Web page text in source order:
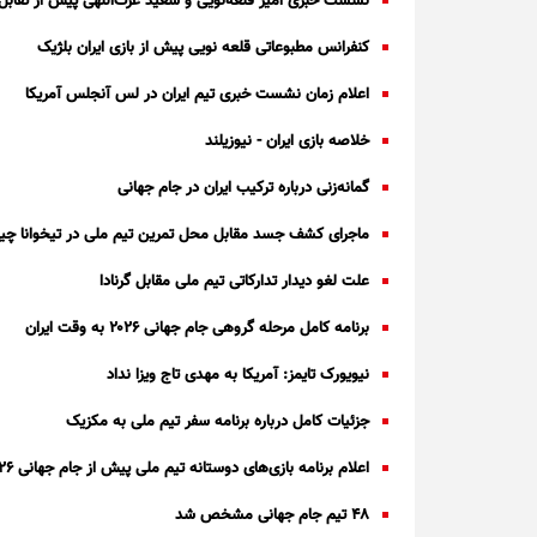
کنفرانس مطبوعاتی قلعه نویی پیش از بازی ایران بلژیک
اعلام زمان نشست خبری تیم ایران در لس آنجلس آمریکا
خلاصه بازی ایران - نیوزیلند
گمانه‌زنی درباره ترکیب ایران در جام جهانی
ماجرای کشف جسد مقابل محل تمرین تیم ملی در تیخوانا
علت لغو دیدار تدارکاتی تیم ملی مقابل گرنادا
برنامه کامل مرحله گروهی جام جهانی ۲۰۲۶ به وقت ایران
نیویورک تایمز: آمریکا به مهدی تاج ویزا نداد
جزئیات کامل درباره برنامه سفر تیم ملی به مکزیک
اعلام برنامه بازی‌های دوستانه تیم ملی پیش از جام جهانی ۲۰۲۶
۴۸ تیم جام جهانی مشخص شد